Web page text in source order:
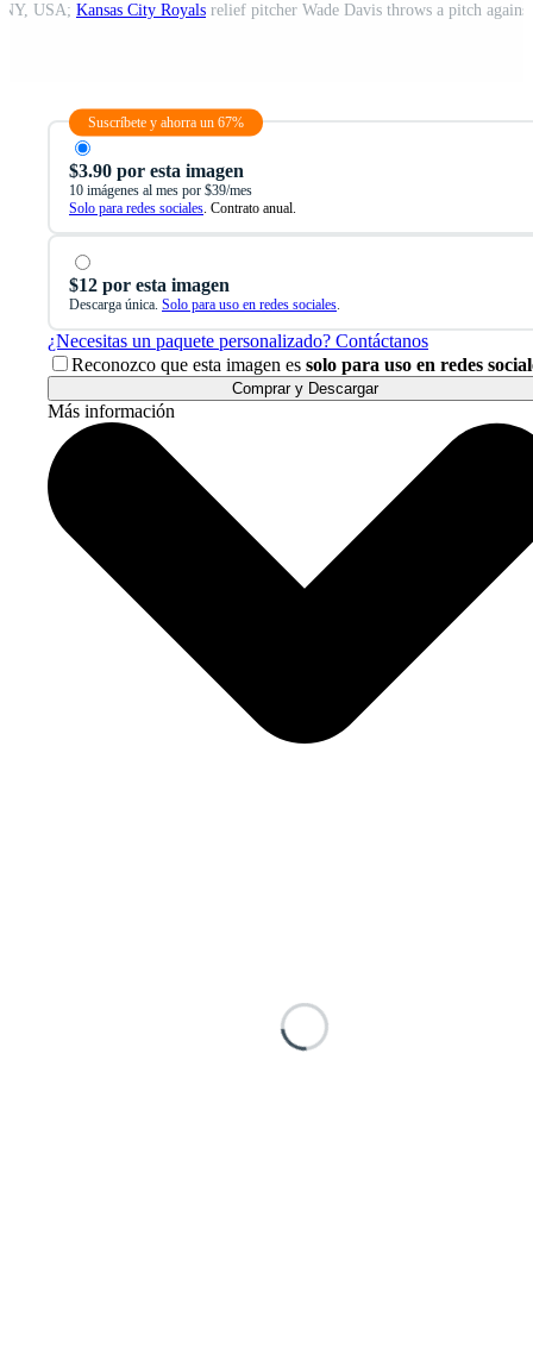
USA; Kansas City Royals relief pitcher Wade Davis throws a pitch
Suscríbete y ahorra un 67%
$3.90 por esta imagen
10 imágenes al mes por $39/mes
Solo para redes sociales. Contrato anual.
$12 por esta imagen
Descarga única. Solo para uso en redes sociales.
¿Necesitas un paquete personalizado? Contáctanos
Reconozco que esta imagen es solo para uso en redes
Comprar y Descargar
Más información